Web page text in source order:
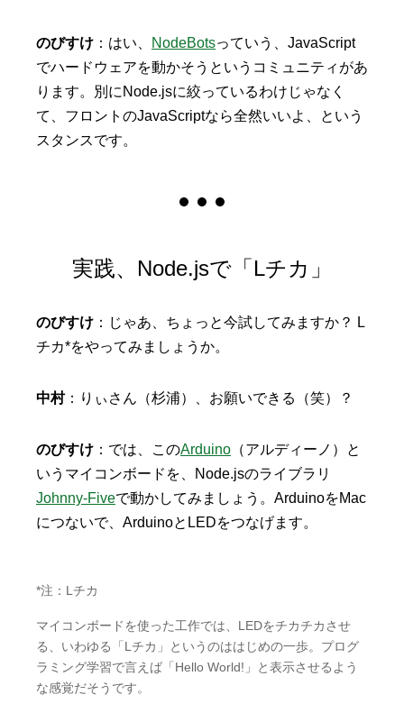
のびすけ ：はい、 NodeBotsっていう、JavaScript
でハードウェアを動かそうというコミュニティがあ
ります。別にNode.jsに絞っているわけじゃなく
て、フロントのJavaScriptなら全然いいよ、という
スタンスです。
実践、Node.jsで「Lチカ」
のびすけ ：じゃあ、ちょっと今試してみますか？ L
チカ*をやってみましょうか。
中村：りぃさん（杉浦）、お願いできる（笑）？
のびすけ ：では、このArduino （アルディーノ）と
いうマイコンボードを、Node.jsのライブラリ
Johnny-Fiveで動かしてみましょう。ArduinoをMac
につないで、ArduinoとLEDをつなげます。
*注：Lチカ
マイコンボードを使った工作では、LEDをチカチカさせ
る、いわゆる「Lチカ」というのははじめの一歩。プログ
ラミング学習で言えば「Hello World!」と表示させるよう
な感覚だそうです。